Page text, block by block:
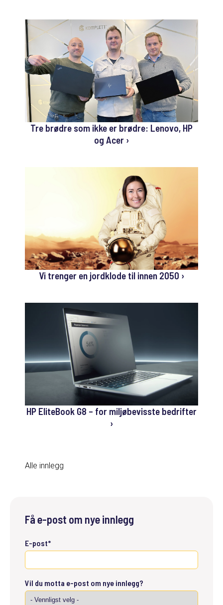
Tre brødre som ikke er brødre: Lenovo, HP
og Acer ›
Vi trenger en jordklode til innen 2050 ›
HP EliteBook G8 – for miljøbevisste bedrifter
›
Alle innlegg
Få e-post om nye innlegg
E-post*
Vil du motta e-post om nye innlegg?